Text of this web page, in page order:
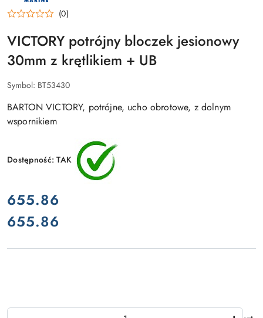
MARINE (0)
VICTORY potrójny bloczek jesionowy
30mm z krętlikiem + UB
Symbol: BT53430
BARTON VICTORY, potrójne, ucho obrotowe, z dolnym
wspornikiem
Dostępność:TAK
cena:
655.86
Cena:
655.86
Ilość